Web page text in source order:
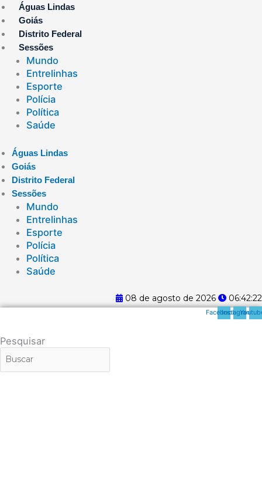
Ir
para
o
conteúdo
Águas Lindas
Goiás
Distrito Federal
Sessões
Mundo
Entrelinhas
Esporte
Polícia
Política
Saúde
Águas Lindas
Goiás
Distrito Federal
Sessões
Mundo
Entrelinhas
Esporte
Polícia
Política
Saúde
08 de agosto de 2026 06:42:22
FacebookInstagram
Pesquisar